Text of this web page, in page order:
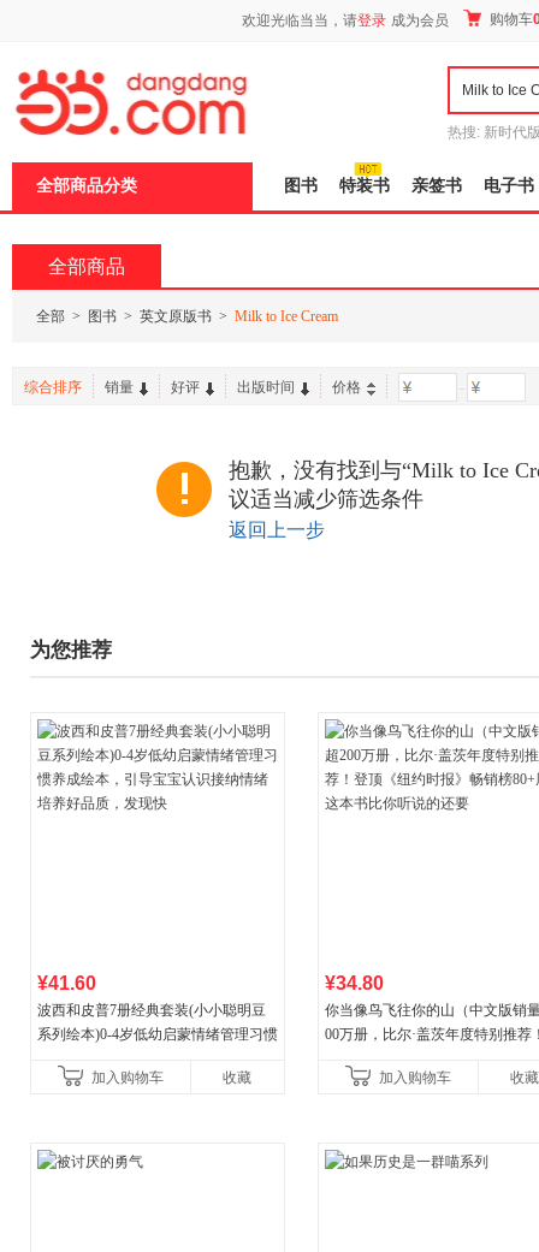
欢迎光临当当，请登录 成为会员 购物车
热搜: 新时代
全部商品分类 图书 特装书 亲签书 电子书
全部商品
全部 > 图书 > 英文原版书 > Milk to Ice Cream
综合排序 销量 好评 出版时间 价格 -
抱歉，没有找到与“Milk to Ice
议适当减少筛选条件
返回上一步
为您推荐
¥41.60
波西和皮普7册经典套装(小小聪明豆
系列绘本)0-4岁低幼启蒙情绪管理习惯
养好品质，发现快
加入购物车 收藏
¥34.80
你当像鸟飞往你的山（中文版销
00万册，比尔·盖茨年度特别推荐
比你听说的还要
加入购物车 收藏
页
加